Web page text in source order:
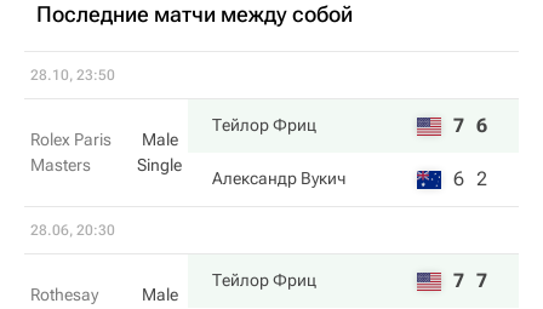
Последние матчи между собой
28.10, 23:50
Rolex Paris
Masters
Male
Single
Тейлор Фриц 7 6
Александр Вукич 6 2
28.06, 20:30
Rothesay
Male
Тейлор Фриц 7 7